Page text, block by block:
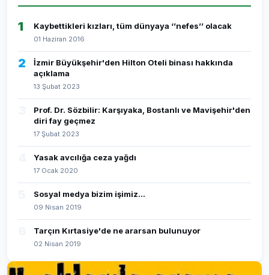
1 Kaybettikleri kızları, tüm dünyaya ‘’nefes’’ olacak
01 Haziran 2016
2
İzmir Büyükşehir'den Hilton Oteli binası hakkında
açıklama
13 Şubat 2023
Prof. Dr. Sözbilir: Karşıyaka, Bostanlı ve Mavişehir'den
diri fay geçmez
17 Şubat 2023
Yasak avcılığa ceza yağdı
17 Ocak 2020
Sosyal medya bizim işimiz...
09 Nisan 2019
Tarçın Kırtasiye'de ne ararsan bulunuyor
02 Nisan 2019